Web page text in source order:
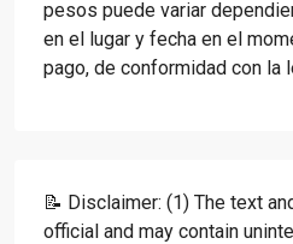
pesos puede variar
en el lugar y fecha en el
pago, de conformidad con la
📝 Disclaimer: (1) The text
official and may contain